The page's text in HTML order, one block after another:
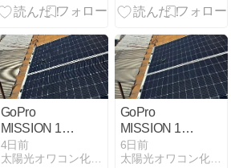
選｜補助金情
ーカー比較・
失敗しない選
び方
GoPro
MISSION 1
PROの問題点
07
4日前
太陽光オワコン化は逆にチャンス？
GoPro
MISSION 1
PROの問題点
06
6日前
太陽光オワコン化は逆にチャンス？